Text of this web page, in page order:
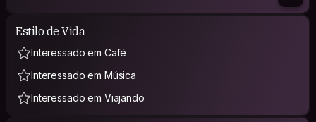
Estilo de Vida
Interessado em Café
Interessado em Música
Interessado em Viajando